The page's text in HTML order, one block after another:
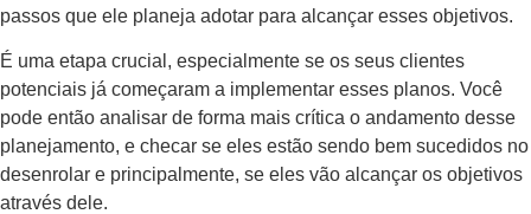
passos que ele planeja adotar para alcançar esses objetivos.
É uma etapa crucial, especialmente se os seus clientes
potenciais já começaram a implementar esses planos. Você
pode então analisar de forma mais crítica o andamento desse
planejamento, e checar se eles estão sendo bem sucedidos no
desenrolar e principalmente, se eles vão alcançar os objetivos
através dele.